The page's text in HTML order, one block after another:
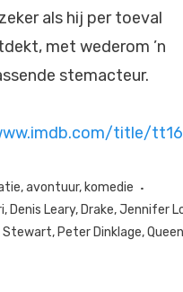
als hij per toeval
met wederom ’n
stemacteur.
title/
,avontuur, komedie
, Denis Leary, Drake,Jennifer
Stewart, Peter Dinklage,